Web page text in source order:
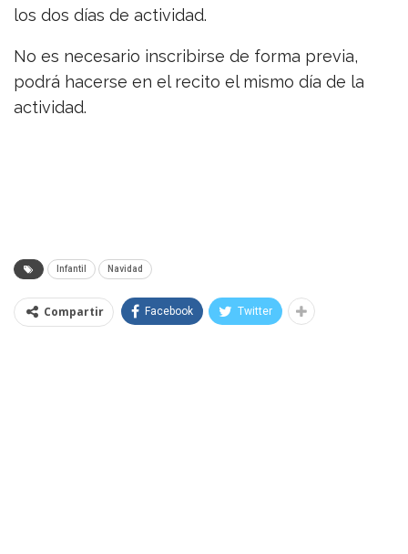
los dos días de actividad.
No es necesario inscribirse de forma previa,
podrá hacerse en el recito el mismo día de la
actividad.
Infantil Navidad
Compartir Facebook Twitter